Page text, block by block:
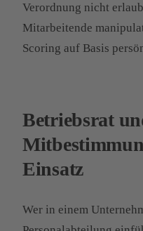
Verordnung nicht
Mitarbeitende
Scoring auf Basis
Betriebsrat
Einsatz
Wer in einem